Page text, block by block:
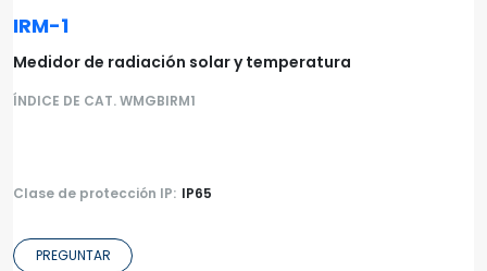
IRM-1
Medidor de radiación solar y temperatura
ÍNDICE DE CAT. WMGBIRM1
Clase de protección IP: IP65
PREGUNTAR